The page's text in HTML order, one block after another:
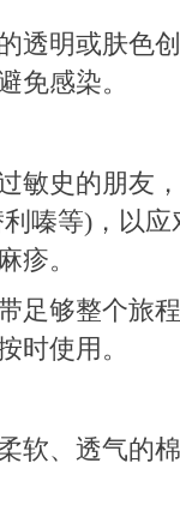
明或肤色创
免感染。
史的朋友，
嗪等)，以
疹。
够整个旅程
时使用。
、透气的棉